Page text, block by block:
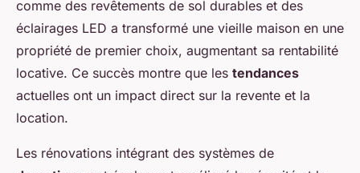
comme des revêtements de sol durables et des
éclairages LED a transformé une vieille maison en une
propriété de premier choix, augmentant sa rentabilité
locative. Ce succès montre que les tendances
actuelles ont un impact direct sur la revente et la
location.
Les rénovations intégrant des systèmes de